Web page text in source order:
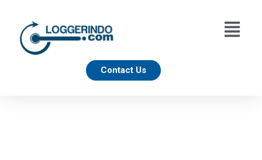
Contact Us